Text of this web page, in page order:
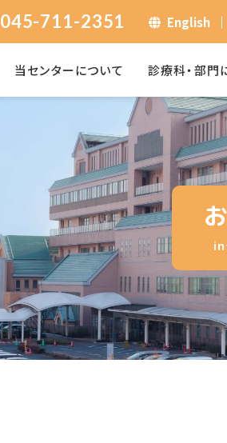
045-711-2351 English
当センターについて 診療科・部門